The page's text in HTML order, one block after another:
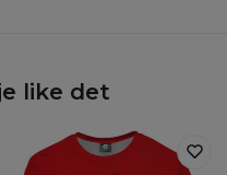
like det